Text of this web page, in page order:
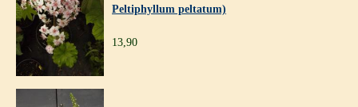
Peltiphyllum peltatum)
13,90